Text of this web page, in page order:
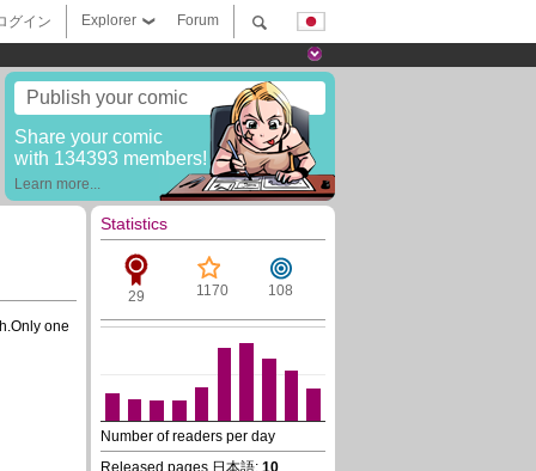
Forum
Explorer
グイン
Publish your comic
Share your comic
with 134393 members!
Learn more...
one
Statistics
29 1170 108
Number of readers per day
Released pages 日本語: 10